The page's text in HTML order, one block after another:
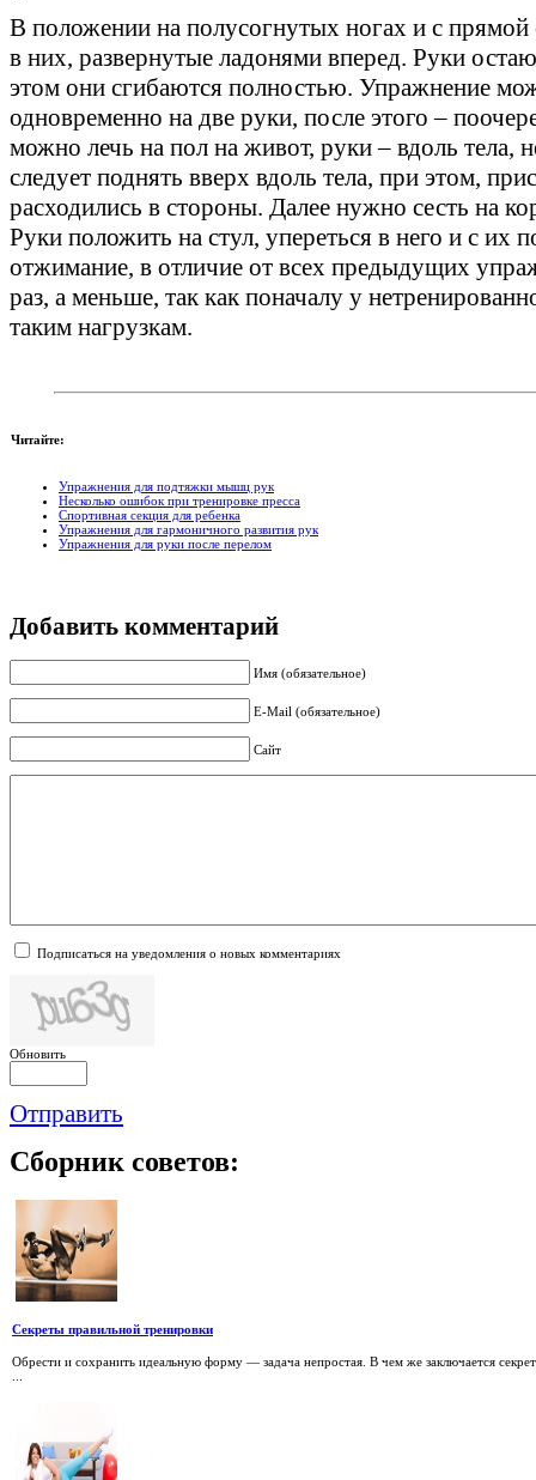
В положении на полусогнутых ногах и с прямой
в них, развернутые ладонями вперед. Руки
этом они сгибаются полностью. Упражнение
одновременно на две руки, после этого –
можно лечь на пол на живот, руки – вдоль тела,
следует поднять вверх вдоль тела, при этом,
расходились в стороны. Далее нужно сесть на
Руки положить на стул, упереться в него и с их
отжимание, в отличие от всех предыдущих
раз, а меньше, так как поначалу у
таким нагрузкам.
Читайте:
Упражнения для подтяжки мышц рук
Несколько ошибок при тренировке пресса
Спортивная секция для ребенка
Упражнения для гармоничного развития рук
Упражнения для руки после перелом
Добавить комментарий
Имя (обязательное)
E-Mail (обязательное)
Сайт
Подписаться на уведомления о новых комментариях
Обновить
Отправить
Сборник советов:
Секреты правильной тренировки
Обрести и сохранить идеальную форму — задача непростая. В чем же заключается